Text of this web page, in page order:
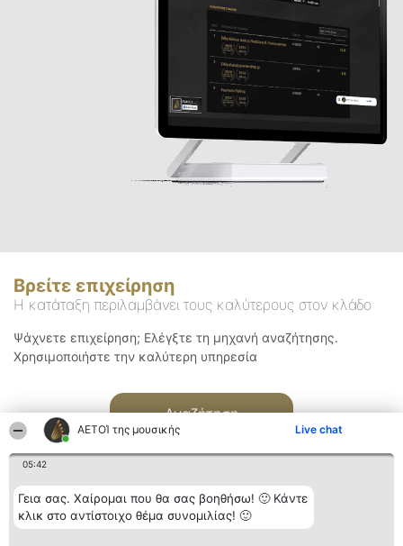
ΑΕΤΟΊ της μουσικής Live chat
05:42
Γεια σας. Χαίρομαι που θα σας βοηθήσω! 🙂 Κάντε
κλικ στο αντίστοιχο θέμα συνομιλίας! 🙂
Βρείτε επιχείρηση
Η κατάταξη περιλαμβάνει τους καλύτερους στον κλάδο
Ψάχνετε επιχείρηση; Ελέγξτε τη μηχανή αναζήτησης.
Χρησιμοποιήστε την καλύτερη υπηρεσία
Αναζήτηση